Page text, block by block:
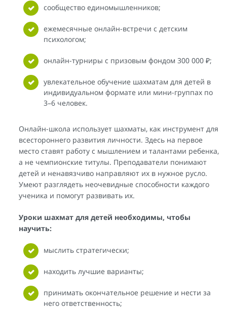
сообщество единомышленников;
ежемесячные онлайн-встречи с детским
психологом;
онлайн-турниры с призовым фондом 300 000 ₽;
увлекательное обучение шахматам для детей в
индивидуальном формате или мини-группах по
3–6 человек.
Онлайн-школа использует шахматы, как инструмент для
всестороннего развития личности. Здесь на первое
место ставят работу с мышлением и талантами ребенка,
а не чемпионские титулы. Преподаватели понимают
детей и ненавязчиво направляют их в нужное русло.
Умеют разглядеть неочевидные способности каждого
ученика и помогут развивать их.
Уроки шахмат для детей необходимы, чтобы
научить:
мыслить стратегически;
находить лучшие варианты;
принимать окончательное решение и нести за
него ответственность;